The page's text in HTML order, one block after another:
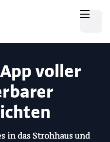
voller
in das Strohhaus und